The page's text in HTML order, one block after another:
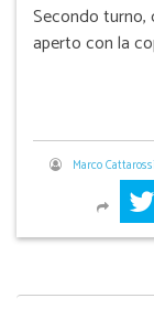
Secondo
aperto con la
Marco Cattarossi